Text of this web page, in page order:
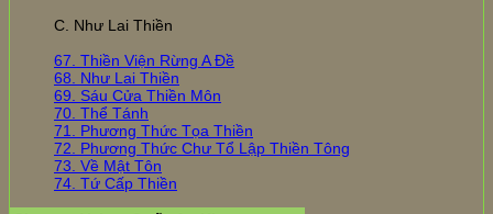
C. Như Lai Thiền
67. Thiền Viện Rừng A Đề
68. Như Lai Thiền
69. Sáu Cửa Thiền Môn
70. Thể Tánh
71. Phương Thức Tọa Thiền
72. Phương Thức Chư Tổ Lập Thiền Tông
73. Về Mật Tôn
74. Tứ Cấp Thiền